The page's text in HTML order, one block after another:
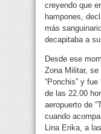
creyendo que
hampones,
más
decapitaba a
Desde ese
Zona Militar, se
“Ponchis” y
de las 22.00
aeropuerto de
cuando
Lina Erika, a